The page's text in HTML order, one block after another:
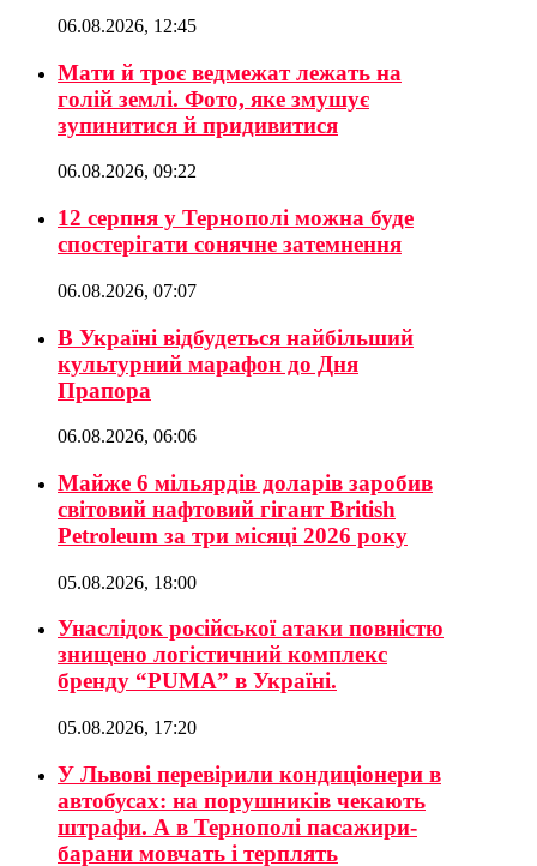
06.08.2026, 12:45
Мати й троє ведмежат лежать на
голій землі. Фото, яке змушує
зупинитися й придивитися
06.08.2026, 09:22
12 серпня у Тернополі можна буде
спостерігати сонячне затемнення
06.08.2026, 07:07
В Україні відбудеться найбільший
культурний марафон до Дня
Прапора
06.08.2026, 06:06
Майже 6 мільярдів доларів заробив
світовий нафтовий гігант British
Petroleum за три місяці 2026 року
05.08.2026, 18:00
Унаслідок російської атаки повністю
знищено логістичний комплекс
бренду “PUMA” в Україні.
05.08.2026, 17:20
У Львові перевірили кондиціонери в
автобусах: на порушників чекають
штрафи. А в Тернополі пасажири-
барани мовчать і терплять